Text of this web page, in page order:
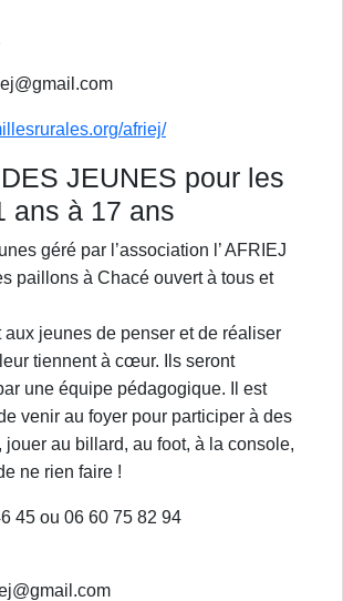
afriej/
JEUNES pour les
ans à 17 ans
géré par l’association l’ AFRIEJ
paillons à Chacé ouvert à tous et
aux jeunes de penser et de réaliser
tiennent à cœur. Ils seront
une équipe pédagogique. Il est
venir au foyer pour participer à des
jouer au billard, au foot, à la console,
ne rien faire !
45 ou 06 60 75 82 94